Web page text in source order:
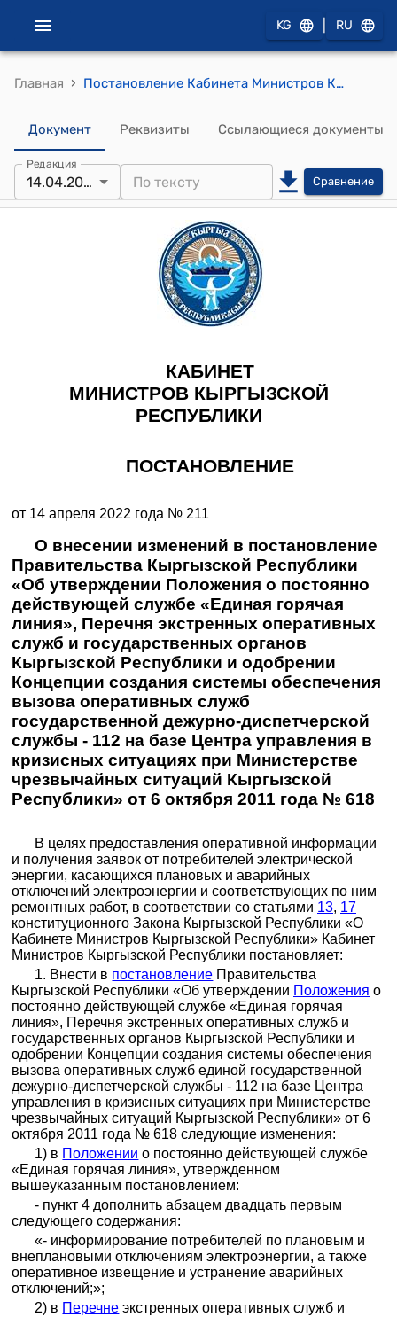
KG RU
Главная › Постановление Кабинета Министров Кыргызской Республики от 14 апреля 2022 года № 211 "О внесении изменений в постановление Правительства Кыргызской Республики «Об утверждении Положения о постоянно действующей службе «Единая горячая линия», Перечня экстренных оперативных служб и государственных органов Кыргызской Республики и одобрении Концепции создания системы обеспечения вызова оперативных служб государственной дежурно-диспетчерской службы"
Документ Реквизиты Ссылающиеся документы
Редакция
14.04.2022 Сравнение